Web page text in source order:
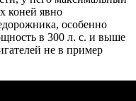
коней явно
особенно
в 300 л. с. и выше
не в пример